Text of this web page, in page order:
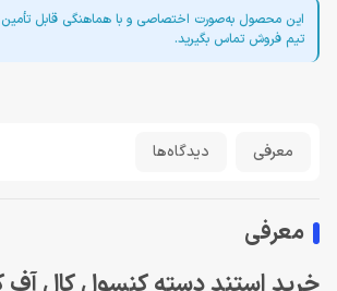
این محصول به‌صورت اختصاصی و با هماهنگی قابل تأمین
تیم فروش تماس بگیرید.
معرفی دیدگاه‌ها
معرفی